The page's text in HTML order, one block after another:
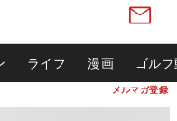
メルマガ登録
ライフ 漫画 ゴル